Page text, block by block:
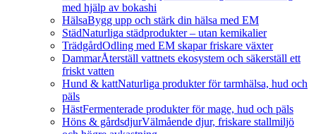
med hjälp av bokashi
HälsaBygg upp och stärk din hälsa med EM
StädNaturliga städprodukter – utan kemikalier
TrädgårdOdling med EM skapar friskare växter
DammarÅterställ vattnets ekosystem och säkerställ ett
friskt vatten
Hund & kattNaturliga produkter för tarmhälsa, hud och
päls
HästFermenterade produkter för mage, hud och päls
Höns & gårdsdjurVälmående djur, friskare stallmiljö